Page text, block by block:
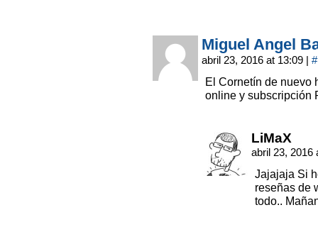
Miguel Angel
abril 23, 2016 at 13:09 | #
El Cornetín de nuevo
online y subscripción
LiMaX
abril 23, 2016
Jajajaja Si
reseñas de
todo..